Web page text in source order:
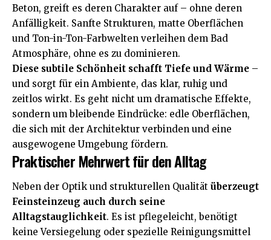
Beton, greift es deren Charakter auf – ohne deren
Anfälligkeit. Sanfte Strukturen, matte Oberflächen
und Ton-in-Ton-Farbwelten verleihen dem Bad
Atmosphäre, ohne es zu dominieren.
Diese subtile Schönheit schafft Tiefe und Wärme –
und sorgt für ein Ambiente, das klar, ruhig und
zeitlos wirkt. Es geht nicht um dramatische Effekte,
sondern um bleibende Eindrücke: edle Oberflächen,
die sich mit der Architektur verbinden und eine
ausgewogene Umgebung fördern.
Praktischer Mehrwert für den Alltag
Neben der Optik und strukturellen Qualität überzeugt
Feinsteinzeug auch durch seine
Alltagstauglichkeit. Es ist pflegeleicht, benötigt
keine Versiegelung oder spezielle Reinigungsmittel